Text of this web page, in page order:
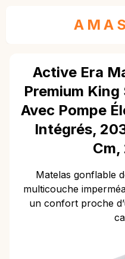
Active Era
Premium
Avec Pompe
Intégrés,
Cm,
Matelas gonflable
multicouche
un confort proche